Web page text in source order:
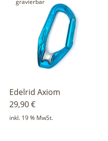
gravierbar
Edelrid Axiom
29,90€
inkl. 19 % MwSt.